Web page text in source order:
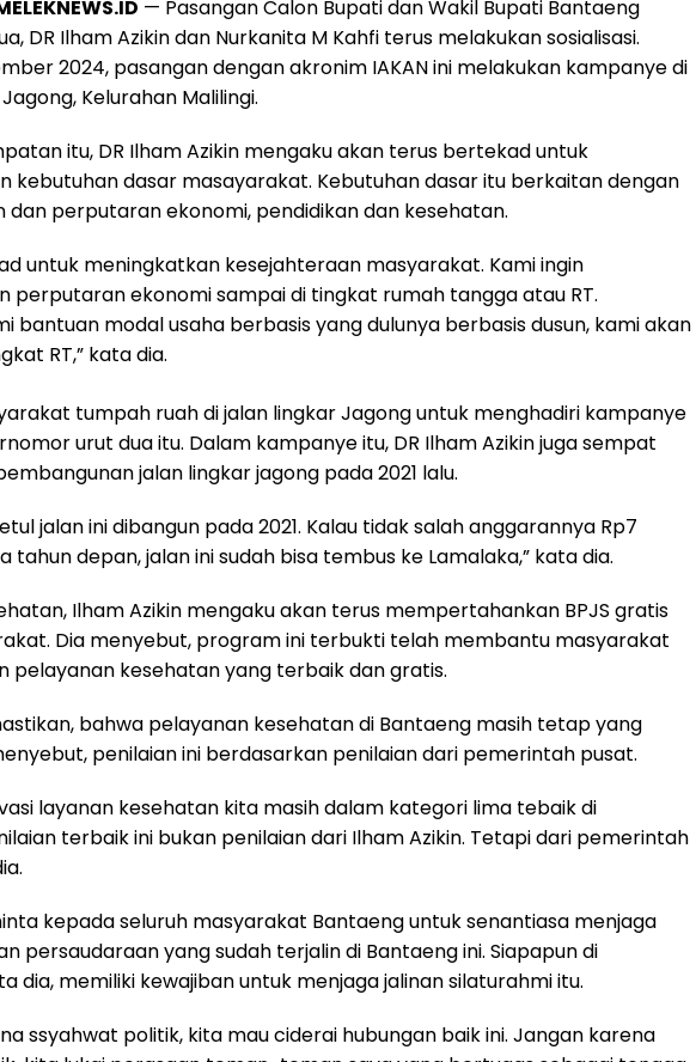
— Pasangan Calon Bupati dan Wakil Bupati Bantaeng
DR Ilham Azikin dan Nurkanita M Kahfi terus melakukan sosialisasi.
2024, pasangan dengan akronim IAKAN ini melakukan kampanye di
Kelurahan Malilingi.
itu, DR Ilham Azikin mengaku akan terus bertekad untuk
kebutuhan dasar masayarakat. Kebutuhan dasar itu berkaitan dengan
dan perputaran ekonomi, pendidikan dan kesehatan.
untuk meningkatkan kesejahteraan masyarakat. Kami ingin
perputaran ekonomi sampai di tingkat rumah tangga atau RT.
bantuan modal usaha berbasis yang dulunya berbasis dusun, kami akan
RT,” kata dia.
tumpah ruah di jalan lingkar Jagong untuk menghadiri kampanye
urut dua itu. Dalam kampanye itu, DR Ilham Azikin juga sempat
jalan lingkar jagong pada 2021 lalu.
jalan ini dibangun pada 2021. Kalau tidak salah anggarannya Rp7
tahun depan, jalan ini sudah bisa tembus ke Lamalaka,” kata dia.
Ilham Azikin mengaku akan terus mempertahankan BPJS gratis
Dia menyebut, program ini terbukti telah membantu masyarakat
pelayanan kesehatan yang terbaik dan gratis.
bahwa pelayanan kesehatan di Bantaeng masih tetap yang
penilaian ini berdasarkan penilaian dari pemerintah pusat.
layanan kesehatan kita masih dalam kategori lima tebaik di
terbaik ini bukan penilaian dari Ilham Azikin. Tetapi dari pemerintah
kepada seluruh masyarakat Bantaeng untuk senantiasa menjaga
persaudaraan yang sudah terjalin di Bantaeng ini. Siapapun di
dia, memiliki kewajiban untuk menjaga jalinan silaturahmi itu.
ssyahwat politik, kita mau ciderai hubungan baik ini. Jangan karena